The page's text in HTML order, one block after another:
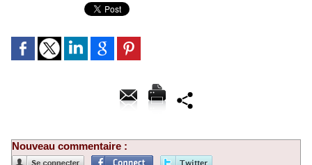
Nouveau commentaire :